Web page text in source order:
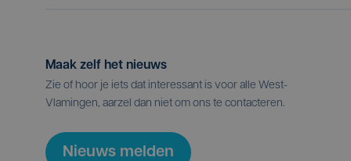
Maak zelf het nieuws
Zie of hoor je iets dat interessant is voor alle West-
Vlamingen, aarzel dan niet om ons te contacteren.
Nieuws melden